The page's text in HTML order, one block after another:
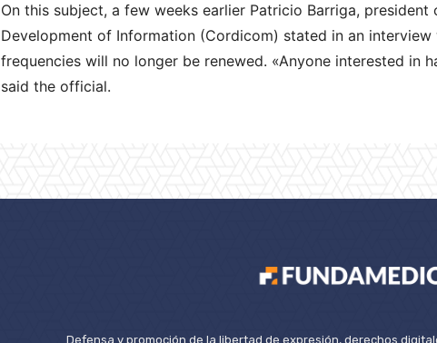
On this subject, a few weeks earlier Patricio Barriga,
Development of Information (Cordicom) stated in an
frequencies will no longer be renewed. «Anyone interested in
said the official.
Defensa y promoción de la libertad de expresión, derechos